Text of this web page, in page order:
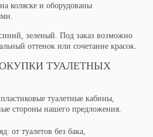
коляске и оборудованы
зеленый. Под заказ возможно
оттенок или сочетание красок.
ТУАЛЕТНЫХ
туалетные кабины,
стороны нашего предложения.
от туалетов без бака,